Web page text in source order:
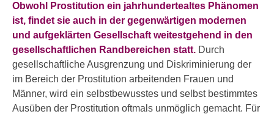
Obwohl Prostitution ein jahrhundertealtes Phänomen
ist, findet sie auch in der gegenwärtigen modernen
und aufgeklärten Gesellschaft weitestgehend in den
gesellschaftlichen Randbereichen statt. Durch
gesellschaftliche Ausgrenzung und Diskriminierung der
im Bereich der Prostitution arbeitenden Frauen und
Männer, wird ein selbstbewusstes und selbst bestimmtes
Ausüben der Prostitution oftmals unmöglich gemacht. Für